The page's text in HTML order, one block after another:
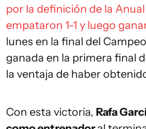
por la definición de la
empataron 1-1 y luego
lunes en la final del
ganada en la primera final
la ventaja de haber
Con esta victoria, Rafa